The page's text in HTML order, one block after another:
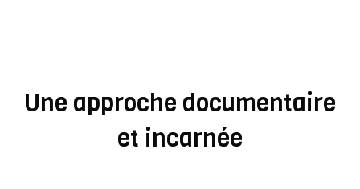
Une approche documentaire
et incarnée